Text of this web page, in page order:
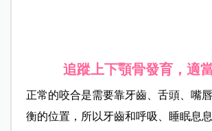
追蹤上下顎骨發育，適
正常的咬合是需要靠牙齒、舌頭、嘴
衡的位置，所以牙齒和呼吸、睡眠息